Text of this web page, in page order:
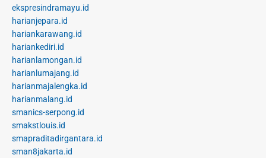
ekspresindramayu.id
harianjepara.id
hariankarawang.id
hariankediri.id
harianlamongan.id
harianlumajang.id
harianmajalengka.id
harianmalang.id
smanics-serpong.id
smakstlouis.id
smapraditadirgantara.id
sman8jakarta.id